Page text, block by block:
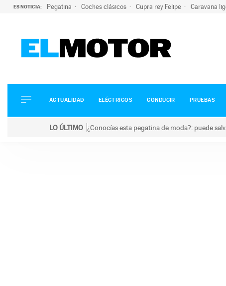
ES NOTICIA: Pegatina Coches clásicos Cupra rey Felipe Caravana
ELÉCTRICOS
CONDUCIR
ACTUALIDAD ELÉCTRICOS CONDUCIR PRUEBAS
LO ÚLTIMO ¿Conocías esta pegatina de moda?: puede